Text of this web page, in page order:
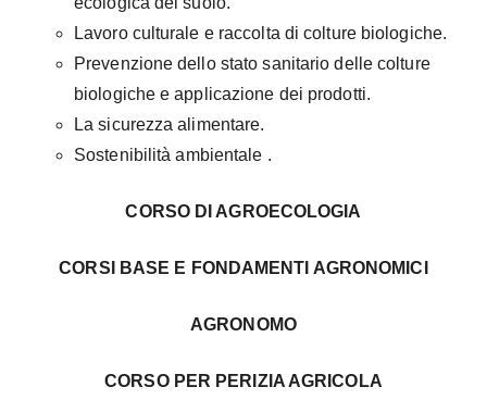
Lavoro culturale eraccolta di colture biologiche.
Prevenzione dello stato sanitario delle colture
biologiche e applicazione dei prodotti.
La sicurezza alimentare.
Sostenibilità ambientale .
CORSO DI AGROECOLOGIA
CORSI BASE E FONDAMENTI AGRONOMICI
AGRONOMO
CORSO PER PERIZIA AGRICOLA